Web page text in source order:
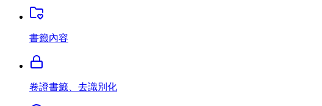
書籤內容
卷證書籤、去識別化